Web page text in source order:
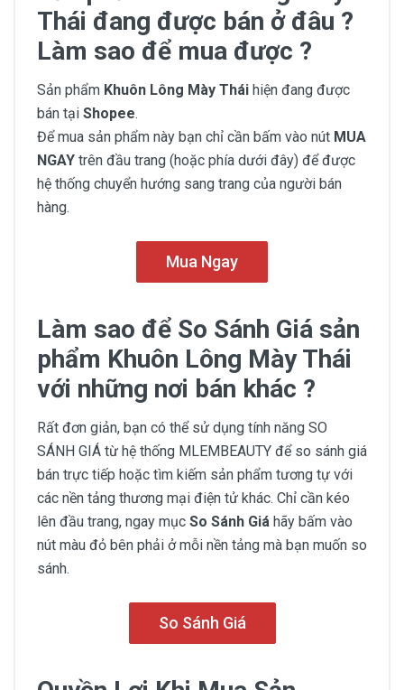
Thái đang được bán ở đâu ?
Làm sao để mua được ?
Sản phẩm Khuôn Lông Mày Thái hiện đang được
bán tại Shopee.
Để mua sản phẩm này bạn chỉ cần bấm vào nút MUA
NGAY trên đầu trang (hoặc phía dưới đây) để được
hệ thống chuyển hướng sang trang của người bán
hàng.
Mua Ngay
Làm sao để So Sánh Giá sản
phẩm Khuôn Lông Mày Thái
với những nơi bán khác ?
Rất đơn giản, bạn có thể sử dụng tính năng SO
SÁNH GIÁ từ hệ thống MLEMBEAUTY để so sánh giá
bán trực tiếp hoặc tìm kiếm sản phẩm tương tự với
các nền tảng thương mại điện tử khác. Chỉ cần kéo
lên đầu trang, ngay mục So Sánh Giá hãy bấm vào
nút màu đỏ bên phải ở mỗi nền tảng mà bạn muốn so
sánh.
So Sánh Giá